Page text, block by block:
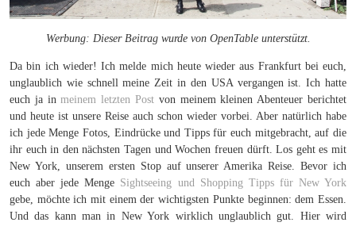
Werbung: Dieser Beitrag wurde von OpenTable unterstützt.
Da bin ich wieder! Ich melde mich heute wieder aus Frankfurt bei euch,
unglaublich wie schnell meine Zeit in den USA vergangen ist. Ich hatte
euch ja inmeinem letzten Post von meinem kleinen Abenteuer berichtet
und heute ist unsere Reise auch schon wieder vorbei. Aber natürlich habe
ich jede Menge Fotos, Eindrücke und Tipps für euch mitgebracht, auf die
ihr euch in den nächsten Tagen und Wochen freuen dürft. Los geht es mit
New York, unserem ersten Stop auf unserer Amerika Reise. Bevor ich
euch aber jede Menge Sightseeing und Shopping Tipps für New York
gebe, möchte ich mit einem der wichtigsten Punkte beginnen: dem Essen.
Und das kann man in New York wirklich unglaublich gut. Hier wird